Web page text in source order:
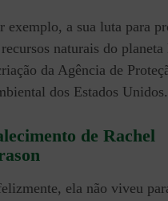
exemplo, a sua luta para
naturais do planeta
da Agência de
dos Estados Unidos.
de Rachel
ela não viveu